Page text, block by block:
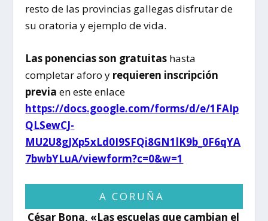
resto de las provincias gallegas disfrutar de
su oratoria y ejemplo de vida.
Las ponencias son gratuitas hasta
completar aforo y requieren inscripción
previa en este enlace
https://docs.google.com/forms/d/e/1FAIp
QLSewCJ-
MU2U8gJXp5xLd0I9SFQi8GN1lK9b_0F6qYA
7bwbYLuA/viewform?c=0&w=1
A CORUÑA
César Bona, «Las escuelas que cambian el